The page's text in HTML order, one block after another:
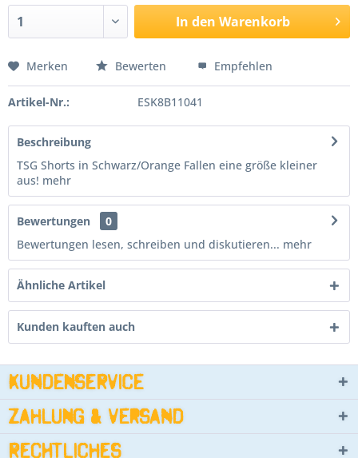
In den Warenkorb
Merken Bewerten Empfehlen
Artikel-Nr.: ESK8B11041
Beschreibung
TSG Shorts in Schwarz/Orange Fallen eine größe kleiner
aus! mehr
Bewertungen
0
Bewertungen lesen, schreiben und diskutieren... mehr
Ähnliche Artikel
Kunden kauften auch
Kundenservice
Zahlung & Versand
Rechtliches